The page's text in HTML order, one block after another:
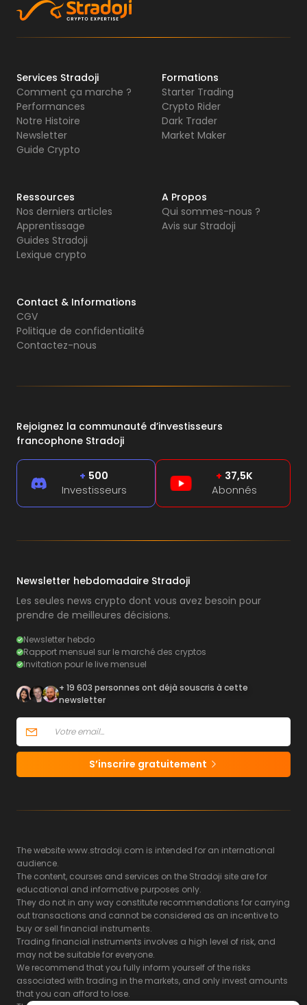
Services Stradoji
Comment ça marche ?
Performances
Notre Histoire
Newsletter
Guide Crypto
Formations
Starter Trading
Crypto Rider
Dark Trader
Market Maker
Ressources
Nos derniers articles
Apprentissage
Guides Stradoji
Lexique crypto
A Propos
Qui sommes-nous ?
Avis sur Stradoji
Contact & Informations
CGV
Politique de confidentialité
Contactez-nous
Rejoignez la communauté d’investisseurs
francophone Stradoji
+ 500
Investisseurs
+ 37,5K
Abonnés
Newsletter hebdomadaire Stradoji
Les seules news crypto dont vous avez besoin pour
prendre de meilleures décisions.
Newsletter hebdo
Rapport mensuel sur le marché des cryptos
Invitation pour le live mensuel
+ 19 603 personnes ont déjà souscris à cette
newsletter
S’inscrire gratuitement
The website www.stradoji.com is intended for an international
audience.
The content, courses and services on the Stradoji site are for
educational and informative purposes only.
They do not in any way constitute recommendations for carrying
out transactions and cannot be considered as an incentive to
buy or sell financial instruments.
Trading financial instruments involves a high level of risk, and
may not be suitable for everyone.
We recommend that you fully inform yourself of the risks
associated with trading in the markets, and only invest amounts
that you can afford to lose.